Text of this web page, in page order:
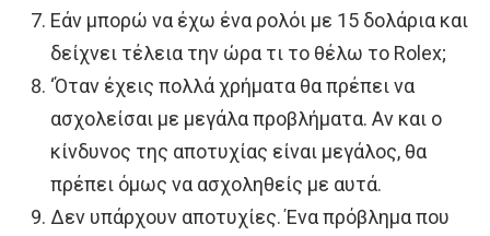
Εάν μπορώ να έχω ένα ρολόι με 15 δολάρια και
δείχνει τέλεια την ώρα τι το θέλω το Rolex;
‘Όταν έχεις πολλά χρήματα θα πρέπει να
ασχολείσαι με μεγάλα προβλήματα. Αν και ο
κίνδυνος της αποτυχίας είναι μεγάλος, θα
πρέπει όμως να ασχοληθείς με αυτά.
Δεν υπάρχουν αποτυχίες. Ένα πρόβλημα που